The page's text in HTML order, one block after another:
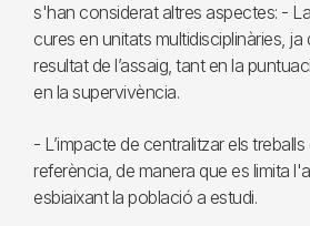
s'han considerat altres aspectes: -
cures en unitats multidisciplinàries,
resultat de l’assaig, tant en la
en la supervivència.
- L’impacte de centralitzar els
referència, de manera que es limita
esbiaixant la població a estudi.